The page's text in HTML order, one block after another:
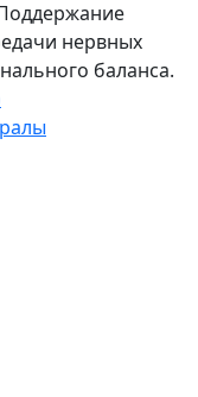
нервных
баланса.